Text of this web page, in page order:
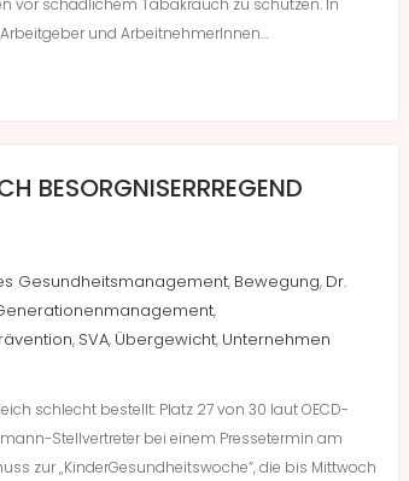
vor schädlichem Tabakrauch zu schützen. In
und ArbeitnehmerInnen…
BESORGNISERRREGEND
Gesundheitsmanagement, Bewegung, Dr.
,
, SVA, Übergewicht, Unternehmen
schlecht bestellt: Platz 27 von 30 laut OECD-
Stellvertreter bei einem Pressetermin am
zur „KinderGesundheitswoche“, die bis Mittwoch